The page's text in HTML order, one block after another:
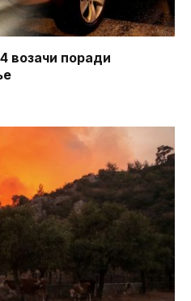
возачи поради